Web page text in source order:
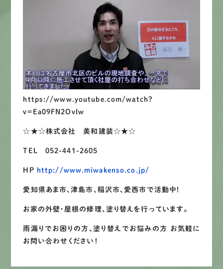
有資格者が、無料建物診断いたします!!
0120-44-2605
定休日 日曜・祝日
Webお問い合わせ
https://www.youtube.com/watch?
v=Ea09FN2OvIw
☆★☆株式会社 美和建装☆★☆
TEL 052-441-2605
HP http://www.miwakenso.co.jp/
愛知県あま市、津島市、稲沢市、愛西市で活動中！
お家の外壁・屋根の修理、塗り替えを行っています。
雨漏りでお困りの方、塗り替えでお悩みの方 お気軽に
お問い合わせください！